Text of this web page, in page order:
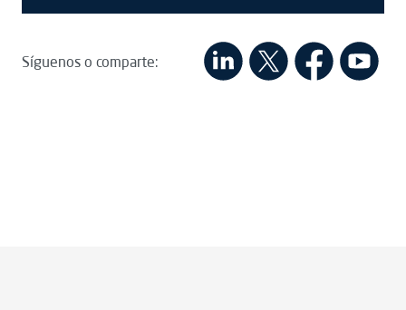
Síguenos o comparte: